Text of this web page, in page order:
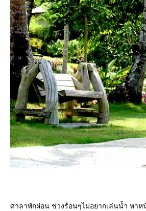
ศาลาพักผ่อน ช่วงร้อนๆไม่อยากเล่นน้ำ หาห